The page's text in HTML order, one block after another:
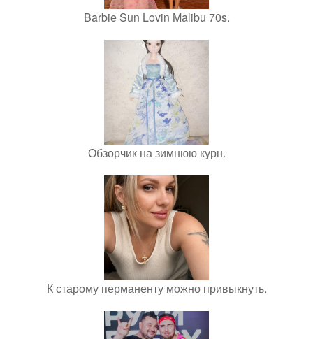
Barbie Sun Lovin Malibu 70s.
Обзорчик на зимнюю курн.
К старому перманенту можно привыкнуть.